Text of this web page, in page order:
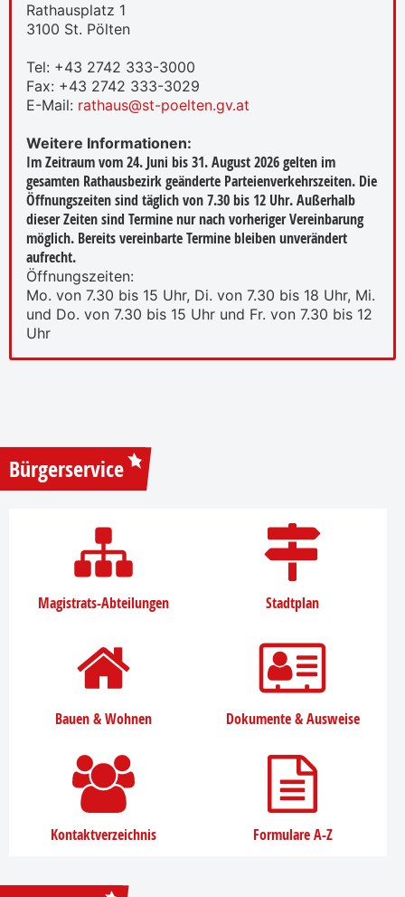
Rathausplatz 1
3100 St. Pölten
Tel: +43 2742 333-3000
Fax: +43 2742 333-3029
E-Mail: rathaus@st-poelten.gv.at
Weitere Informationen:
Im Zeitraum vom 24. Juni bis 31. August 2026 gelten im
gesamten Rathausbezirk geänderte Parteienverkehrszeiten. Die
Öffnungszeiten sind täglich von 7.30 bis 12 Uhr. Außerhalb
dieser Zeiten sind Termine nur nach vorheriger Vereinbarung
möglich. Bereits vereinbarte Termine bleiben unverändert
aufrecht.
Öffnungszeiten:
Mo. von 7.30 bis 15 Uhr, Di. von 7.30 bis 18 Uhr, Mi.
und Do. von 7.30 bis 15 Uhr und Fr. von 7.30 bis 12
Uhr
Bürgerservice
Magistrats-Abteilungen Stadtplan
Bauen & Wohnen Dokumente & Ausweise
Kontaktverzeichnis Formulare A-Z